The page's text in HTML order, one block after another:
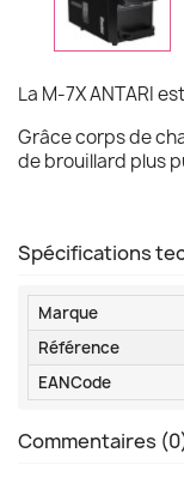
La M-7X ANTARI
Grâce corps de
de brouillard plus
Spécifications
Marque
Référence
EANCode
Commentaires